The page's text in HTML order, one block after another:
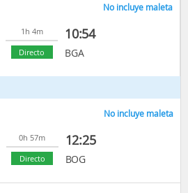
No incluye maleta
1h 4m
Directo
10:54
BGA
No incluye maleta
0h 57m
Directo
12:25
BOG